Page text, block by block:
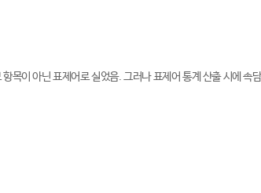
목이 아닌 표제어로 실었음. 그러나 표제어 통계 산출 시에 속